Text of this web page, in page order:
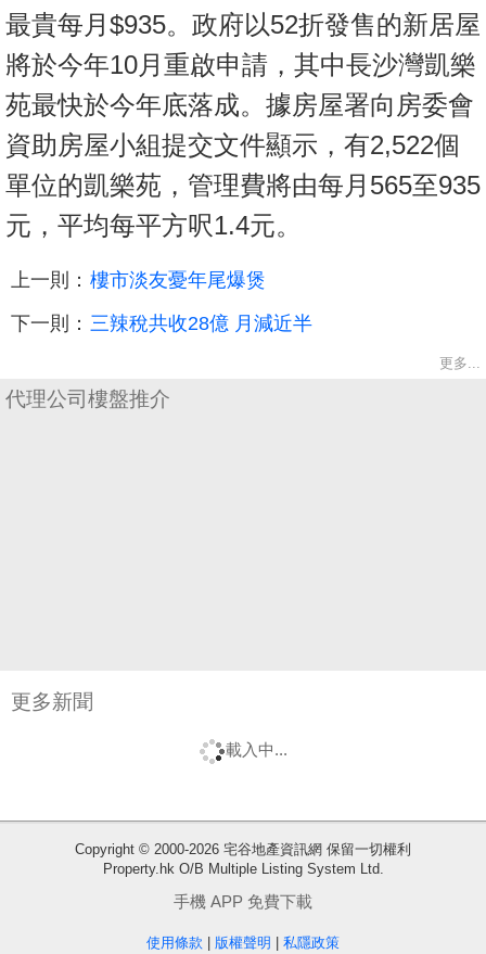
最貴每月$935。政府以52折發售的新居屋
將於今年10月重啟申請，其中長沙灣凱樂
苑最快於今年底落成。據房屋署向房委會
資助房屋小組提交文件顯示，有2,522個
單位的凱樂苑，管理費將由每月565至935
元，平均每平方呎1.4元。
上一則： 樓市淡友憂年尾爆煲
下一則： 三辣稅共收28億 月減近半
更多...
代理公司樓盤推介
更多新聞
載入中...
Copyright © 2000-2026 宅谷地產資訊網 保留一切權利
Property.hk O/B Multiple Listing System Ltd.
手機 APP 免費下載
使用條款 版權聲明 私隱政策